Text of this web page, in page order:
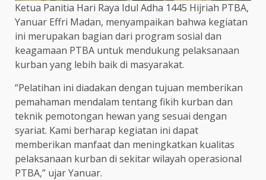
Ketua Panitia Hari Raya Idul Adha 1445 Hijriah PTBA,
Yanuar Effri Madan, menyampaikan bahwa kegiatan
ini merupakan bagian dari program sosial dan
keagamaan PTBA untuk mendukung pelaksanaan
kurban yang lebih baik di masyarakat.
“Pelatihan ini diadakan dengan tujuan memberikan
pemahaman mendalam tentang fikih kurban dan
teknik pemotongan hewan yang sesuai dengan
syariat. Kami berharap kegiatan ini dapat
memberikan manfaat dan meningkatkan kualitas
pelaksanaan kurban di sekitar wilayah operasional
PTBA,” ujar Yanuar.